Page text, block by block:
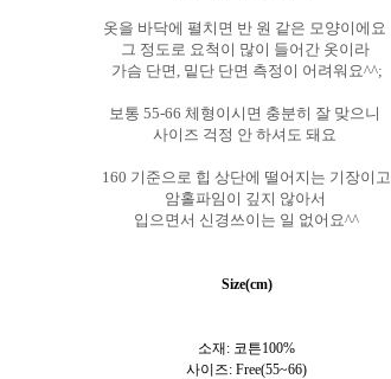
옷을 바닥에 펼치면 반 원 같은 모양이에요
그 정도로 요척이 많이 들어간 옷이라
가슴 단면, 밑단 단면 측정이 어려워요^^;
보통 55-66 체형이시면 충분히 잘 맞으니
사이즈 걱정 안 하셔도 돼요
160 기준으로 힙 상단에 떨어지는 기장이고
암홀파임이 깊지 않아서
입으면서 신경쓰이는 일 없어요^^
Size(cm)
소재: 코튼100%
사이즈: Free(55~66)